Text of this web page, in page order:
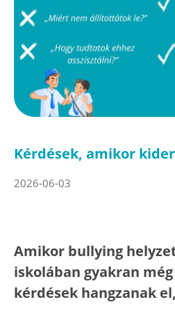
Kérdések, amikor
2026-06-03
Amikor bullying
iskolában gyakran
kérdések hangzanak